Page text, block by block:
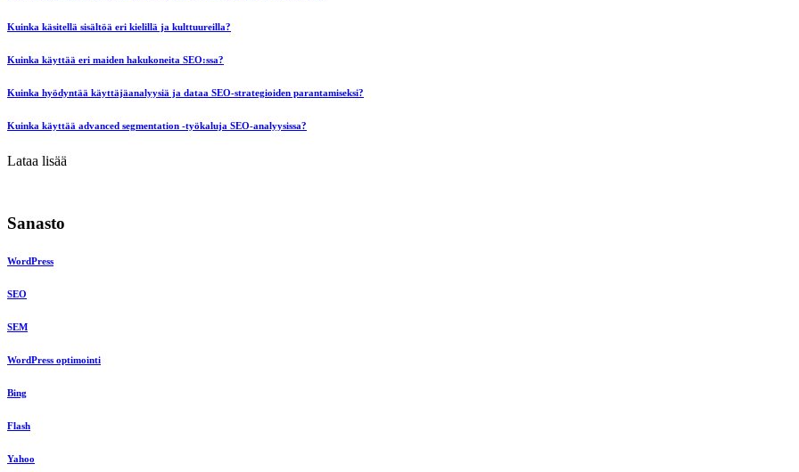
Kuinka käsitellä sisältöä eri kielillä ja kulttuureilla?
Kuinka käyttää eri maiden hakukoneita SEO:ssa?
Kuinka hyödyntää käyttäjäanalyysiä ja dataa SEO-strategioiden parantamiseksi?
Kuinka käyttää advanced segmentation -työkaluja SEO-analyysissa?
Lataa lisää
Sanasto
WordPress
SEO
SEM
WordPress optimointi
Bing
Flash
Yahoo